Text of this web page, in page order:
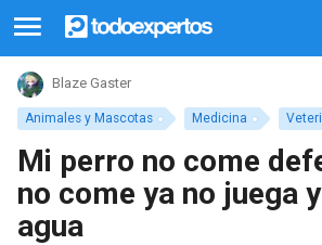
Animales y Mascotas Medicina
Blaze Gaster
Mi perro no come
no come ya no juega
agua